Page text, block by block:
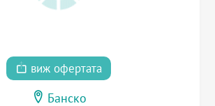
виж офертата
Банско